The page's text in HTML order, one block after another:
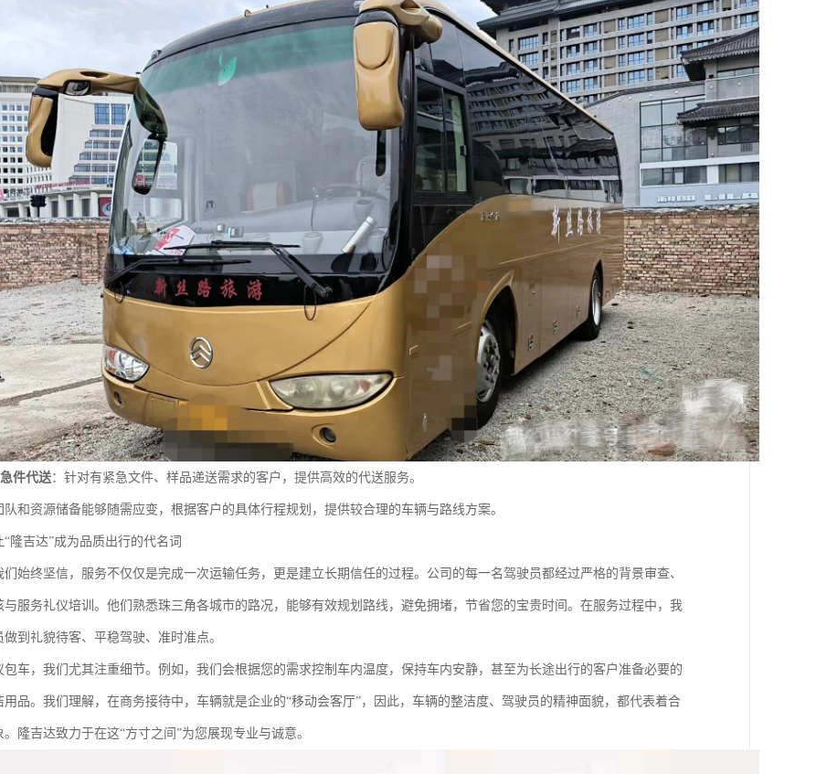
件代送：针对有紧急文件、样品递送需求的客户，提供高效的代送服务。
和资源储备能够随需应变，根据客户的具体行程规划，提供较合理的车辆与路线方案。
隆吉达”成为品质出行的代名词
们始终坚信，服务不仅仅是完成一次运输任务，更是建立长期信任的过程。公司的每一名驾驶员都经过严格的背景审查、
与服务礼仪培训。他们熟悉珠三角各城市的路况，能够有效规划路线，避免拥堵，节省您的宝贵时间。在服务过程中，我
到礼貌待客、平稳驾驶、准时准点。
包车，我们尤其注重细节。例如，我们会根据您的需求控制车内温度，保持车内安静，甚至为长途出行的客户准备必要的
用品。我们理解，在商务接待中，车辆就是企业的“移动会客厅”，因此，车辆的整洁度、驾驶员的精神面貌，都代表着合
隆吉达致力于在这“方寸之间”为您展现专业与诚意。